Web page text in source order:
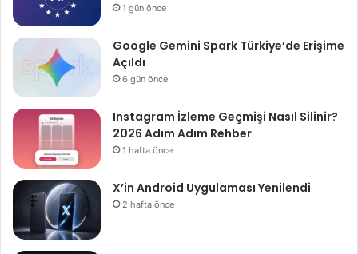
1 gün önce
Google Gemini Spark Türkiye’de Erişime
Açıldı
6 gün önce
Instagram İzleme Geçmişi Nasıl Silinir?
2026 Adım Adım Rehber
1 hafta önce
X’in Android Uygulaması Yenilendi
2 hafta önce